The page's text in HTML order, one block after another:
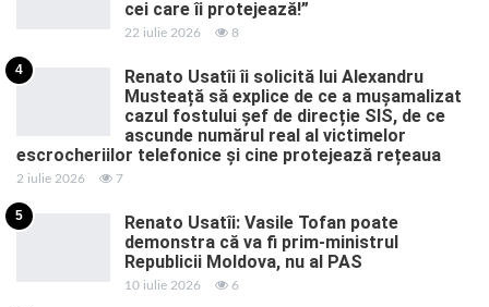
cei care îi protejează!”
22 iulie 2026 8
4
Renato Usatîi îi solicită lui Alexandru
Musteață să explice de ce a mușamalizat
cazul fostului șef de direcție SIS, de ce
ascunde numărul real al victimelor
escrocheriilor telefonice și cine protejează rețeaua
2 iulie 2026 7
5
Renato Usatîi: Vasile Tofan poate
demonstra că va fi prim-ministrul
Republicii Moldova, nu al PAS
10 iulie 2026 6